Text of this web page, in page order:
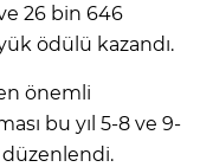
26 bin 646
ödülü kazandı.
önemli
bu yıl 5-8 ve 9-